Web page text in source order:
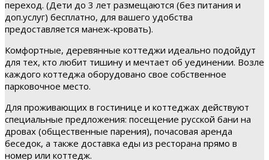
переход. (Дети до 3 лет размещаются (без питания и
доп.услуг) бесплатно, для вашего удобства
предоставляется манеж-кровать).
Комфортные, деревянные коттеджи идеально подойдут
для тех, кто любит тишину и мечтает об уединении. Возле
каждого коттеджа оборудовано свое собственное
парковочное место.
Для проживающих в гостинице и коттеджах действуют
специальные предложения: посещение русской бани на
дровах (общественные парения), почасовая аренда
беседок, а также доставка еды из ресторана прямо в
номер или коттедж.